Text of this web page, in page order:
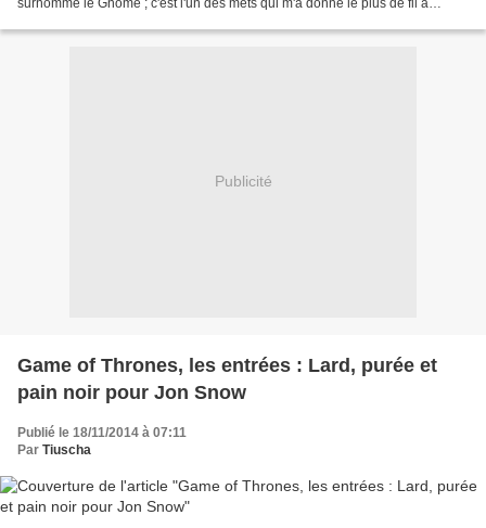
Publicité
Game of Thrones, les entrées : Lard, purée et
pain noir pour Jon Snow
Publié le 18/11/2014 à 07:11
Par Tiuscha